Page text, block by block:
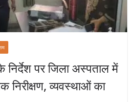
निर्देश पर जिला अस्पताल में
व्यवस्थाओं का